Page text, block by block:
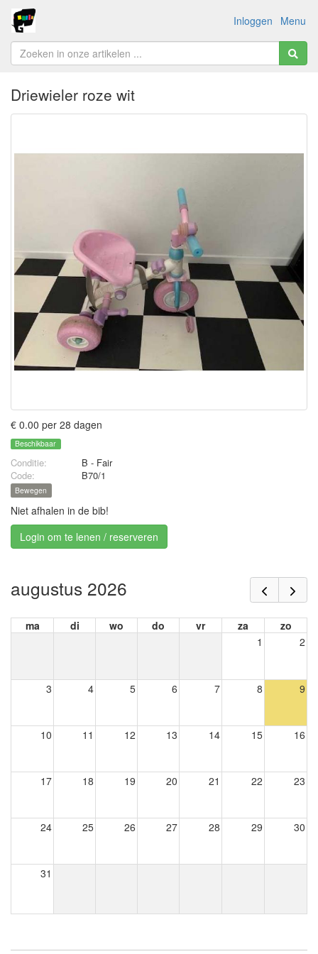
Menu
Inloggen
Driewieler roze wit
€ 0.00 per 28 dagen
Beschikbaar
Conditie:
B - Fair
Code:
B70/1
Bewegen
Niet afhalen in de bib!
Login om te lenen / reserveren
augustus 2026
ma di wo do vr za
zo
1
2
3 4 5 6 7 8 9
10 11 12 13 14 15 16
17 18 19 20 21 22 23
24 25 26 27 28 29 30
31